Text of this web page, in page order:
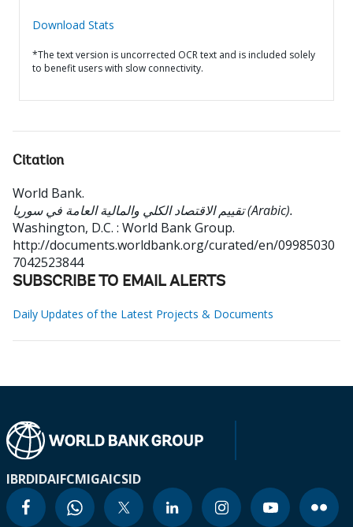
Download Stats
*The text version is uncorrected OCR text and is included solely
to benefit users with slow connectivity.
Citation
World Bank.
تقييم الاقتصاد الكلي والمالية العامة في سوريا (Arabic).
Washington, D.C. : World Bank Group.
http://documents.worldbank.org/curated/en/09985030
7042523844
SUBSCRIBE TO EMAIL ALERTS
Daily Updates of the Latest Projects & Documents
IBRDIDAIFCMIGAICSID